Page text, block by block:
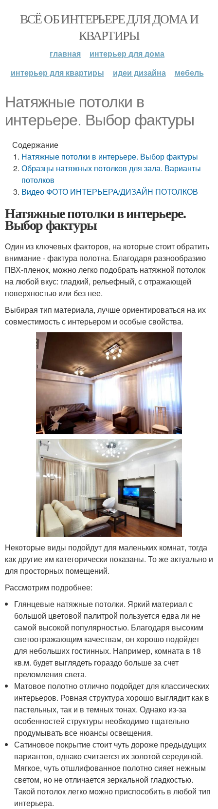
ВСЁ ОБ ИНТЕРЬЕРЕ ДЛЯ ДОМА И
КВАРТИРЫ
главная
интерьер для дома
интерьер для квартиры
идеи дизайна мебель
Натяжные потолки в
интерьере. Выбор фактуры
Содержание
Натяжные потолки в интерьере. Выбор фактуры
Образцы натяжных потолков для зала. Варианты
потолков
Видео ФОТО ИНТЕРЬЕРА/ДИЗАЙН ПОТОЛКОВ
Натяжные потолки в интерьере.
Выбор фактуры
Один из ключевых факторов, на которые стоит обратить
внимание - фактура полотна. Благодаря разнообразию
ПВХ-пленок, можно легко подобрать натяжной потолок
на любой вкус: гладкий, рельефный, с отражающей
поверхностью или без нее.
Выбирая тип материала, лучше ориентироваться на их
совместимость с интерьером и особые свойства.
Некоторые виды подойдут для маленьких комнат, тогда
как другие им категорически показаны. То же актуально и
для просторных помещений.
Рассмотрим подробнее:
Глянцевые натяжные потолки. Яркий материал с
большой цветовой палитрой пользуется едва ли не
самой высокой популярностью. Благодаря высоким
светоотражающим качествам, он хорошо подойдет
для небольших гостинных. Например, комната в 18
кв.м. будет выглядеть гораздо больше за счет
преломления света.
Матовое полотно отлично подойдет для классических
интерьеров. Ровная структура хорошо выглядит как в
пастельных, так и в темных тонах. Однако из-за
особенностей структуры необходимо тщательно
продумывать все нюансы освещения.
Сатиновое покрытие стоит чуть дороже предыдущих
вариантов, однако считается их золотой серединой.
Мягкое, чуть отшлифованное полотно сияет нежным
светом, но не отличается зеркальной гладкостью.
Такой потолок легко можно приспособить в любой тип
интерьера.